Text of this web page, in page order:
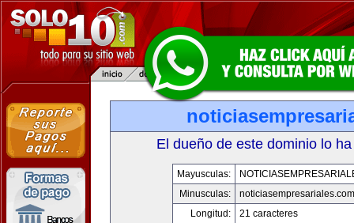
El dueño de este dominio lo
Mayusculas:
Minusculas:
noticiasempresariales.com
Longitud:
21 caracteres